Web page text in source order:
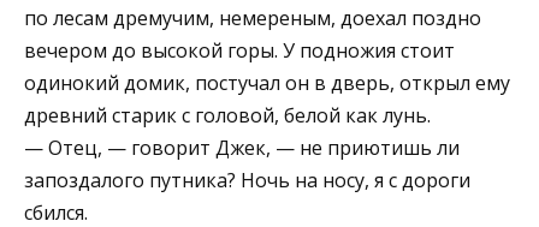
по лесам дремучим, немереным, доехал поздно
вечером до высокой горы. У подножия стоит
одинокий домик, постучал он в дверь, открыл ему
древний старик с головой, белой как лунь.
— Отец, — говорит Джек, — не приютишь ли
запоздалого путника? Ночь на носу, я с дороги
сбился.